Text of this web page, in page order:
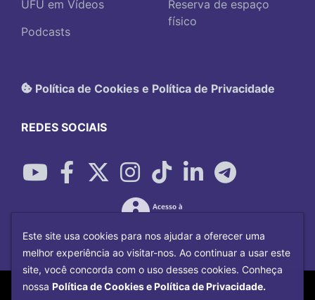
UFU em Vídeos
Podcasts
Reserva de espaço
físico
Política de Cookies e Política de Privacidade
REDES SOCIAIS
Copyright©2026Universidade Federal
Este site usa cookies para nos ajudar a oferecer uma
melhor experiência ao visitar-nos. Ao continuar a usar este
site, você concorda com o uso desses cookies. Conheça
nossa Política de Cookies e Política de Privacidade.